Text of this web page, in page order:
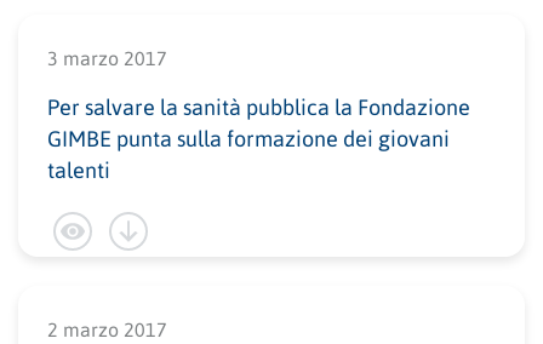
3 marzo 2017
Per salvare la sanità pubblica la Fondazione
GIMBE punta sulla formazione dei giovani
talenti
2 marzo 2017